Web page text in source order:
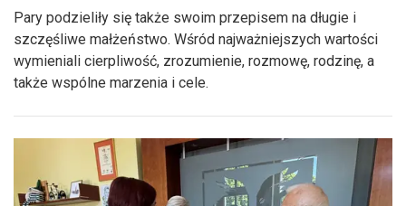
Pary podzieliły się także swoim przepisem na długie i
szczęśliwe małżeństwo. Wśród najważniejszych wartości
wymieniali cierpliwość, zrozumienie, rozmowę, rodzinę, a
także wspólne marzenia i cele.